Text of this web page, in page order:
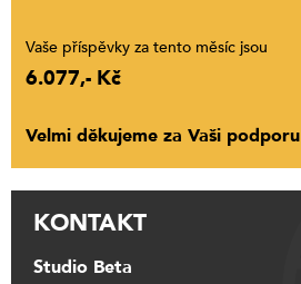
Vaše příspěvky za tento měsíc jsou
6.077,- Kč
Velmi děkujeme za Vaši podporu
KONTAKT
Studio Beta